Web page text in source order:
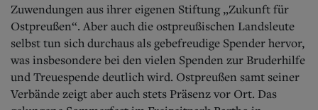
Zuwendungen aus ihrer eigenen Stiftung „Zukunft für
Ostpreußen“. Aber auch die ostpreußischen Landsleute
selbst tun sich durchaus als gebefreudige Spender hervor,
was insbesondere bei den vielen Spenden zur Bruderhilfe
und Treuespende deutlich wird. Ostpreußen samt seiner
Verbände zeigt aber auch stets Präsenz vor Ort. Das